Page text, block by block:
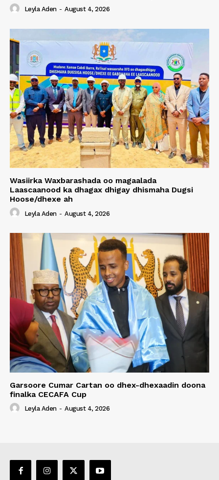
Leyla Aden - August 4, 2026
Wasiirka Waxbarashada oo magaalada
Laascaanood ka dhagax dhigay dhismaha Dugsi
Hoose/dhexe ah
Leyla Aden - August 4, 2026
Garsoore Cumar Cartan oo dhex-dhexaadin doona
finalka CECAFA Cup
Leyla Aden - August 4, 2026